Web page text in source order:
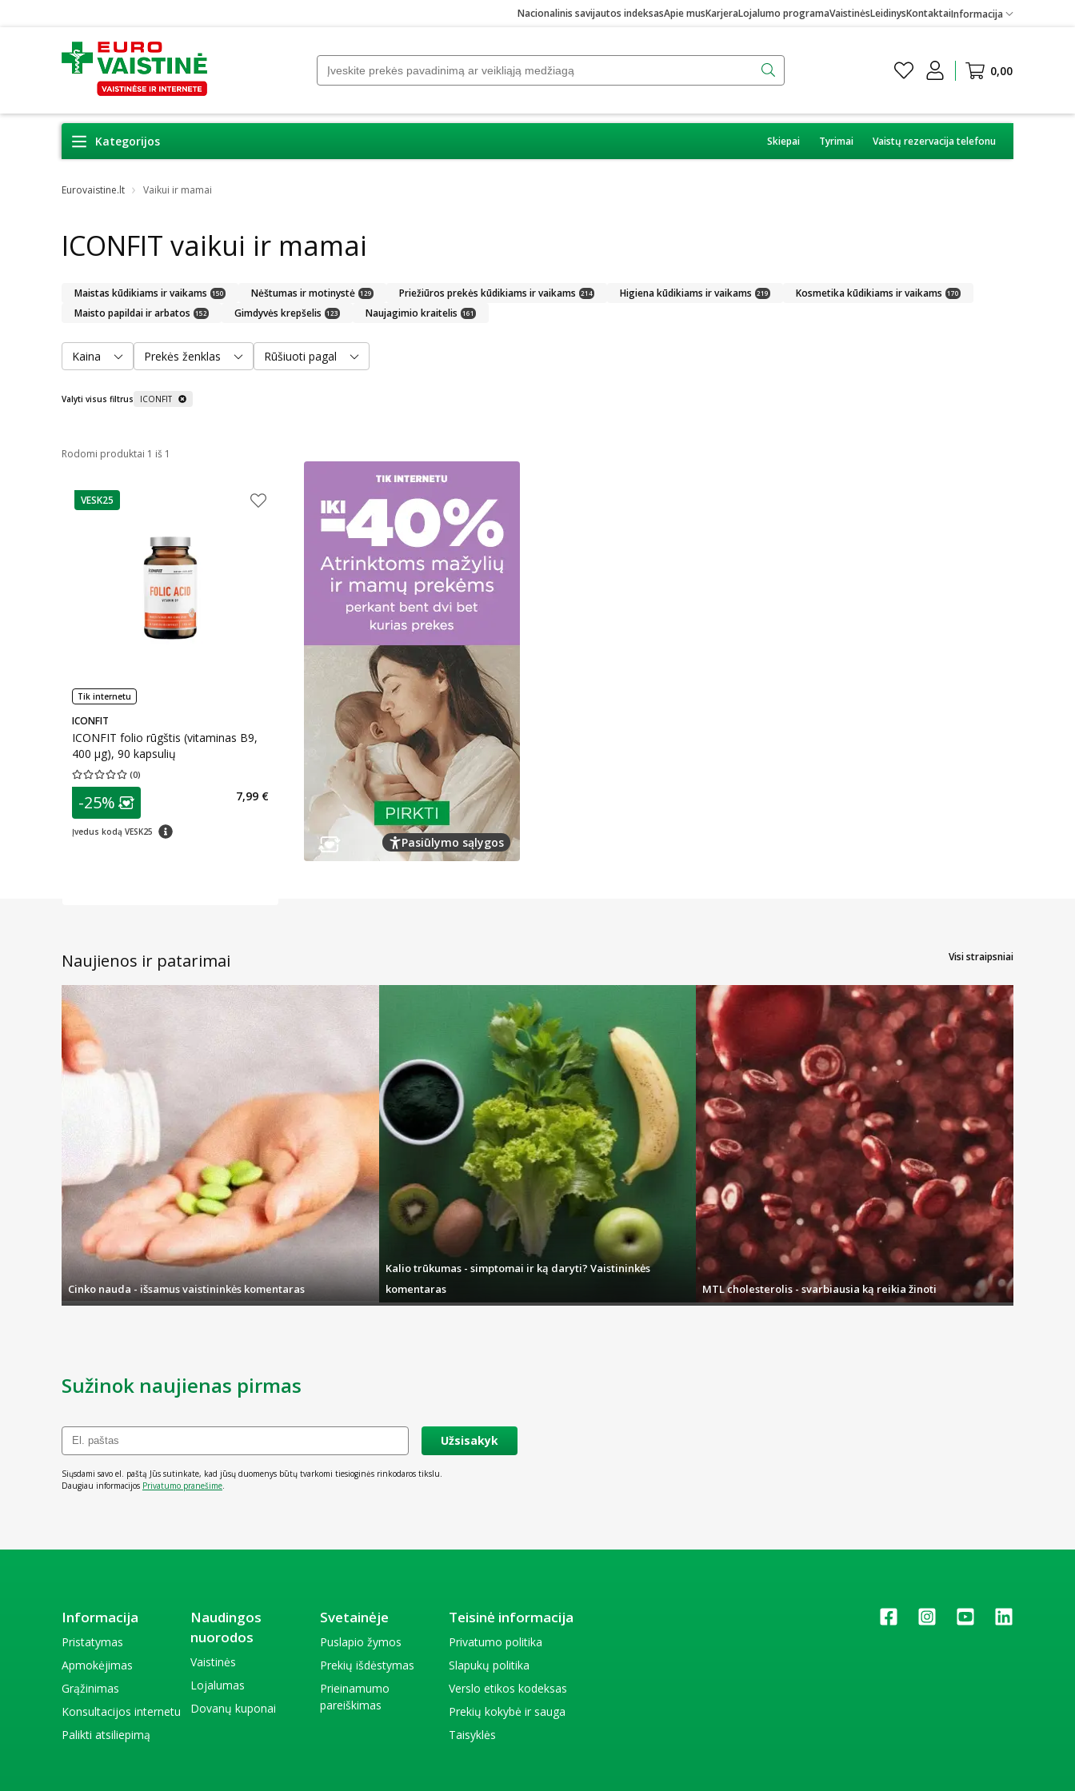
Nacionalinis savijautos indeksasApie musKarjeraLojalumo programaVaistinėsLeidinysKontaktaiInformacija
0,00
Kategorijos Skiepai Tyrimai Vaistų rezervacija telefonu
Eurovaistine.lt Vaikui ir mamai
ICONFIT vaikui ir mamai
Maistas kūdikiams ir vaikams 150 Nėštumas ir motinystė 129 Priežiūros prekės kūdikiams ir vaikams 214 Higiena kūdikiams ir vaikams 219 Kosmetika kūdikiams ir vaikams 170
Maisto papildai ir arbatos 152 Gimdyvės krepšelis 123 Naujagimio kraitelis 161
Kaina Prekės ženklas Rūšiuoti pagal
Valyti visus filtrus ICONFIT
Rodomi produktai 1 iš 1
patarimas
VESK25
Tik internetu
ICONFIT
ICONFIT folio rūgštis (vitaminas B9,
400 μg), 90 kapsulių
(0)
Vidutinis įvertinimas 0.00
patarimas
Lojalumo klubo narių nuolaida :
-25%
Įvedus kodą VESK25 patarimas
7,99 €
Pasiūlymo sąlygos
Naujienos ir patarimai Visi straipsniai
Cinko nauda - išsamus vaistininkės komentaras
Kalio trūkumas - simptomai ir ką daryti? Vaistininkės
komentaras
MTL cholesterolis - svarbiausia ką reikia žinoti
Sužinok naujienas pirmas
Užsisakyk
Siųsdami savo el. paštą Jūs sutinkate, kad jūsų duomenys būtų tvarkomi tiesioginės rinkodaros tikslu.
Daugiau informacijos Privatumo pranešime
Informacija
Pristatymas
Apmokėjimas
Grąžinimas
Konsultacijos internetu
Palikti atsiliepimą
Naudingos
nuorodos
Vaistinės
Lojalumas
Dovanų kuponai
Svetainėje
Puslapio žymos
Prekių išdėstymas
Prieinamumo
pareiškimas
Teisinė informacija
Privatumo politika
Slapukų politika
Verslo etikos kodeksas
Prekių kokybė ir sauga
Taisyklės